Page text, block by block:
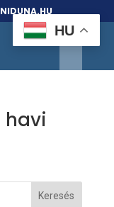
havi
HU